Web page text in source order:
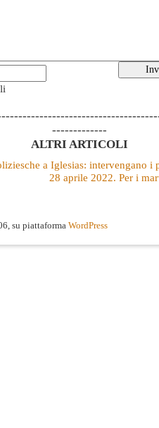
-------------
ALTRI ARTICOLI
a Iglesias: intervengano i
28 aprile 2022. Per i
su piattaforma WordPress